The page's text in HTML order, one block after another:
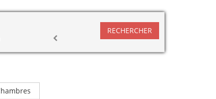
RECHERCHER